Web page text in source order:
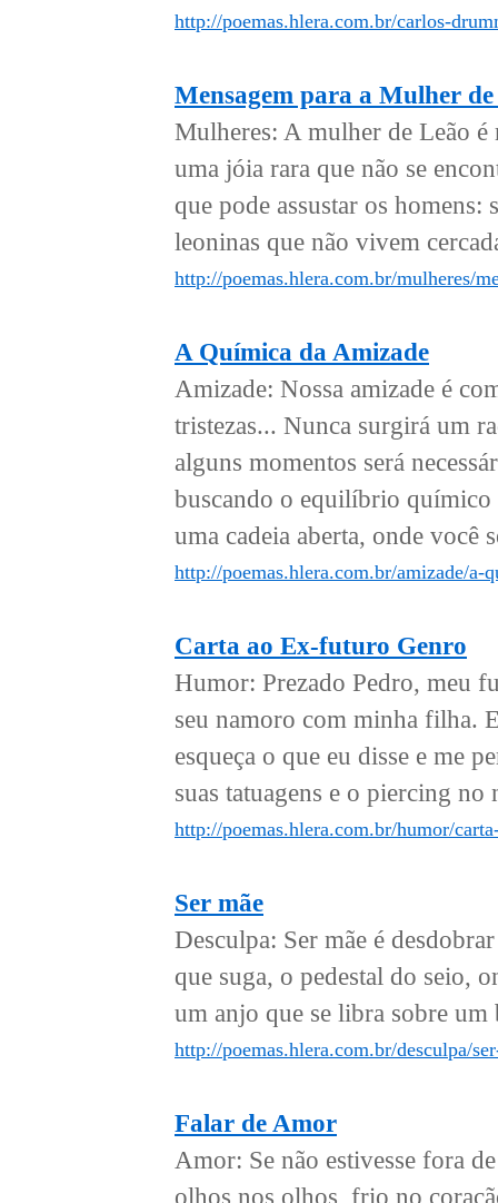
http://poemas.hlera.com.br/carlos-
Mensagem para a Mulher
Mulheres: A mulher de Leão
uma jóia rara que não se
que pode assustar os
leoninas que não vivem
http://poemas.hlera.com.br/mulheres/
A Química da Amizade
Amizade: Nossa amizade é
tristezas... Nunca surgirá um
alguns momentos será
buscando o equilíbrio químico
uma cadeia aberta, onde você
http://poemas.hlera.com.br/amizade/a-
Carta ao Ex-futuro Genro
Humor: Prezado Pedro, meu
seu namoro com minha filha.
esqueça o que eu disse e me
suas tatuagens e o piercing
http://poemas.hlera.com.br/humor/
Ser mãe
Desculpa: Ser mãe é
que suga, o pedestal do seio,
um anjo que se libra sobre um
http://poemas.hlera.com.br/desculpa/
Falar de Amor
Amor: Se não estivesse fora
olhos nos olhos, frio no